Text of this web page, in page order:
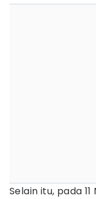
Selain itu, pada